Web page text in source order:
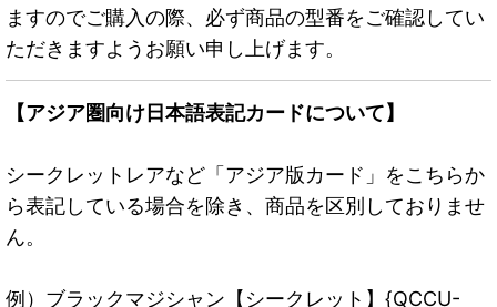
ますのでご購入の際、必ず商品の型番をご確認してい
ただきますようお願い申し上げます。
【アジア圏向け日本語表記カードについて】
シークレットレアなど「アジア版カード」をこちらか
ら表記している場合を除き、商品を区別しておりませ
ん。
例）ブラックマジシャン【シークレット】{QCCU-